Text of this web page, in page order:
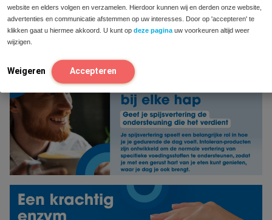
website en elders volgen en verzamelen. Hierdoor kunnen wij en derden onze website,
advertenties en communicatie afstemmen op uw interesses. Door op 'accepteren' te
klikken gaat u hiermee akkoord. U kunt op deze pagina uw voorkeuren altijd weer
wijzigen.
Weigeren Accepteren